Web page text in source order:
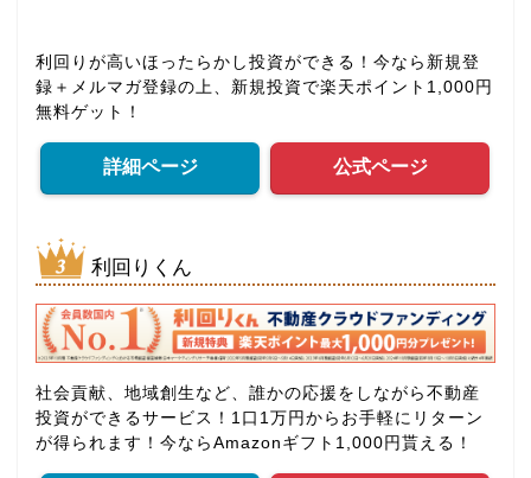
利回りが高いほったらかし投資ができる！今なら新規登
録＋メルマガ登録の上、新規投資で楽天ポイント1,000円
無料ゲット！
詳細ページ 公式ページ
利回りくん
社会貢献、地域創生など、誰かの応援をしながら不動産
投資ができるサービス！1口1万円からお手軽にリターン
が得られます！今ならAmazonギフト1,000円貰える！